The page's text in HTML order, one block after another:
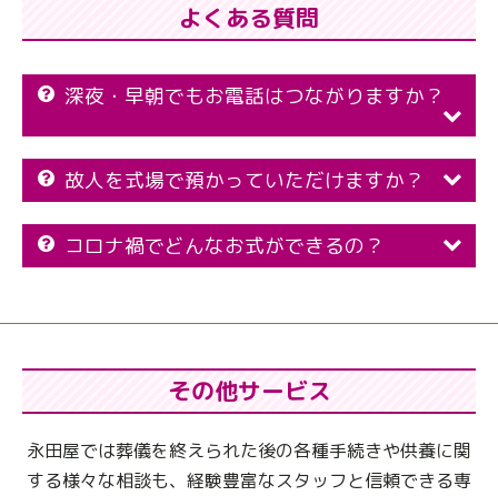
よくある質問
深夜・早朝でもお電話はつながりますか？
故人を式場で預かっていただけますか？
コロナ禍でどんなお式ができるの？
その他サービス
永田屋では葬儀を終えられた後の各種手続きや供養に関
する様々な相談も、 経験豊富なスタッフと信頼できる専